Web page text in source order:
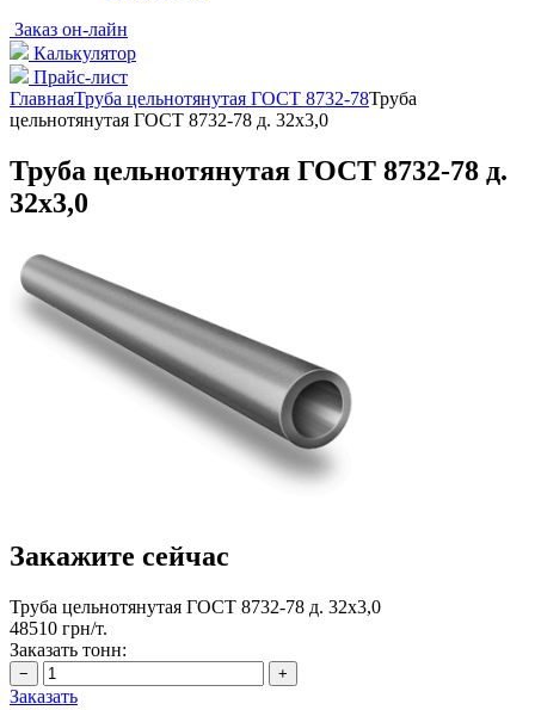
Заказ он-лайн
Калькулятор
Прайс-лист
ГлавнаяТруба цельнотянутая ГОСТ 8732-78Труба
цельнотянутая ГОСТ 8732-78 д. 32х3,0
Труба цельнотянутая ГОСТ 8732-78 д.
32х3,0
Закажите сейчас
Труба цельнотянутая ГОСТ 8732-78 д. 32х3,0
48510 грн/т.
Заказать тонн:
Заказать